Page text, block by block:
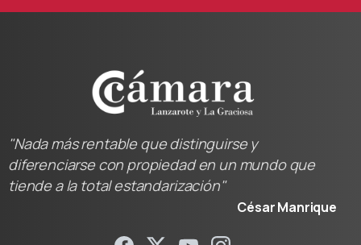
"Nada más rentable que distinguirse y
diferenciarse con propiedad en un mundo que
tiende a la total estandarización"
César Manrique